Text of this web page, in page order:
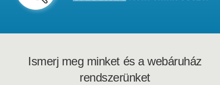
Ismerj meg minket és a webáruház
rendszerünket